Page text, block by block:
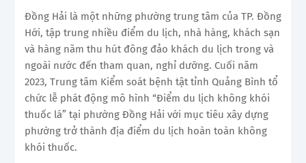
Đồng Hải là một những phường trung tâm của TP. Đồng
Hới, tập trung nhiều điểm du lịch, nhà hàng, khách sạn
và hàng năm thu hút đông đảo khách du lịch trong và
ngoài nước đến tham quan, nghỉ dưỡng. Cuối năm
2023, Trung tâm Kiểm soát bệnh tật tỉnh Quảng Bình tổ
chức lễ phát động mô hình “Điểm du lịch không khói
thuốc lá” tại phường Đồng Hải với mục tiêu xây dựng
phường trở thành địa điểm du lịch hoàn toàn không
khói thuốc.